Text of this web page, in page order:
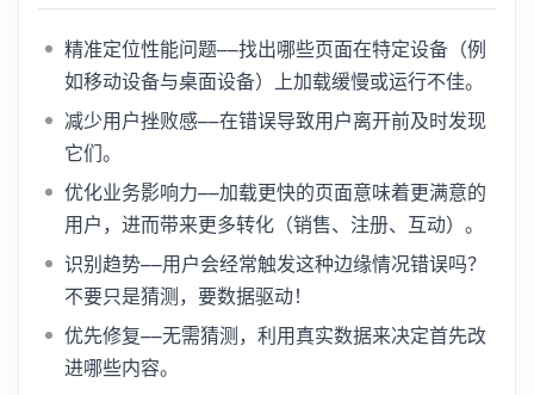
精准定位性能问题——找出哪些页面在特定设备（例
如移动设备与桌面设备）上加载缓慢或运行不佳。
减少用户挫败感——在错误导致用户离开前及时发现
它们。
优化业务影响力——加载更快的页面意味着更满意的
用户，进而带来更多转化（销售、注册、互动）。
识别趋势——用户会经常触发这种边缘情况错误吗？
不要只是猜测，要数据驱动！
优先修复——无需猜测，利用真实数据来决定首先改
进哪些内容。